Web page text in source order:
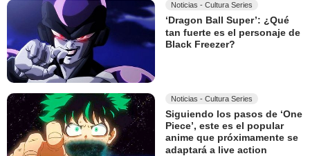
Noticias - Cultura Series
‘Dragon Ball Super’: ¿Qué
tan fuerte es el personaje de
Black Freezer?
Noticias - Cultura Series
Siguiendo los pasos de ‘One
Piece’, este es el popular
anime que próximamente se
adaptará a live action